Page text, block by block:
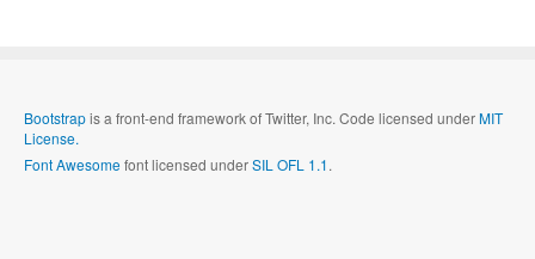
Bootstrapis a front-end framework of Twitter, Inc. Code licensed underMIT
License.
Font Awesomefont licensed underSIL OFL 1.1.